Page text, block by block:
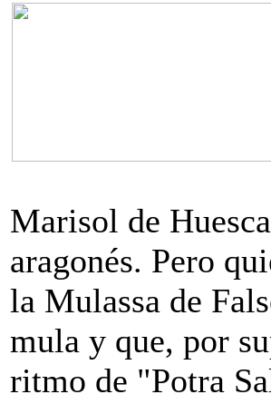
Marisol de
aragonés. Pero
la Mulassa de
mula y que, por
ritmo de "Potra